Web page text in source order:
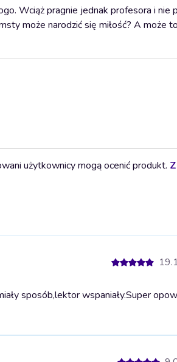
Wciąż pragnie jednak profesora i nie
może narodzić się miłość? A może
użytkownicy mogą ocenić produkt.
sposób,lektor wspaniały.Super